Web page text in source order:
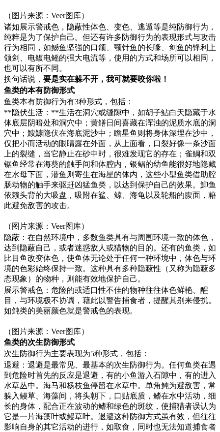
（图片来源：Veer图库）
诸如展示警戒色，隐蔽性体色、变色、逃遁等是纯防御行为，
纯粹是为了保护自己。但还有许多防御行为的表现形式与攻击
行为相同，如鳡鱼坚强的口颌、颚针鱼的长喙、剑鱼的锋利上
颌剑、电鳆电鳐的强大电流等，使用的方式和场所可以相同，
也可以有所不同。
换句话说， 要是实在躲不开，我可就要咬你啦！
鱼类的本有防御形式
鱼类本有防御行为有3种形式，包括：
**隐伏生活：**生活在洞穴或缝隙中，如胡子鮎白天隐藏于水
体底层阴暗处和洞穴中；黄鳝日间喜藏在浑浊的泥质水底的洞
穴中；鮟鱇隐伏在海底泥沙中；瞻星鱼则将身体深埋在沙中，
仅把小而活动的眼睛露在外面，从上面看，口裂好像一条沙面
上的裂缝，当它静止在砂中时，很难发现它的存在；雀鲷和双
锯鱼经常在海葵的触手间和体腔内，银鲳的幼鱼能很好地隐藏
在水母下面，潜鱼则寄生在海星的体内，这些小型鱼类借助腔
肠动物的触手来驱赶凶猛鱼类，以达到保护自己的效果。鮣鱼
依赖头背的大吸盘，吸附在鲨、鲸、海龟以及轮船的腹面，藉
此避免敌害的攻击。
（图片来源：Veer图库）
隐蔽：在自然环境中，多数鱼类具有与周围环境一致的体色，
达到隐蔽自己，或者迷惑敌人或猎物的目的。还有的鱼类，如
比目鱼改变体色，使鱼体无论处于任何一种环境中，体色与环
境的色彩始终保持一致。这种具有多种隐蔽性（又称为隐蔽多
态现象）的物种，则能有效地保护自己。
展示警戒色：危险的或适口性不佳的物种往往体色鲜艳、醒
目，与环境极不协调，藉此以警告捕食者，提醒其别来侵扰。
如鲀类的美丽颜色就是警戒色的表现。
（图片来源：Veer图库）
鱼类的次生防御形式
次生防御行为主要表现为5种形式，包括：
退避：退避是最常见、最基本的次生防御行为。任何鱼类在遇
到危险时首先的反应是退避，有的小鱼游入石隙中，有的进入
水草丛中。海马和杨枝鱼停留在水草中。单角鲀为避敌害，常
躲入鳗草、海藻间，将头朝下，口贴底质，鳍在水中活动，细
长的身体，配合正在波动的鳍和绿色的斑纹，使捕猎者误认为
它是一片海藻叶或鳗草叶。退避这种防御方式虽有效，但往往
影响自身的其它活动的进行，如取食，同时也无法知道捕食者